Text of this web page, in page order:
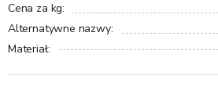
Cena za kg:
Alternatywne nazwy:
Materiał: